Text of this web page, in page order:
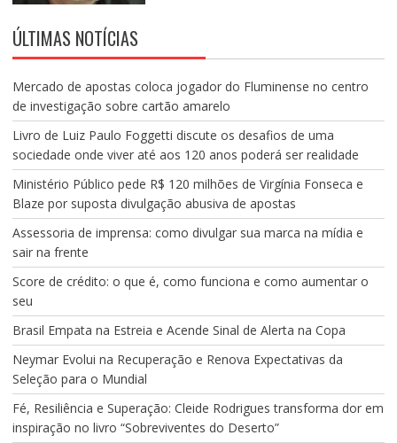
ÚLTIMAS NOTÍCIAS
Mercado de apostas coloca jogador do Fluminense no centro
de investigação sobre cartão amarelo
Livro de Luiz Paulo Foggetti discute os desafios de uma
sociedade onde viver até aos 120 anos poderá ser realidade
Ministério Público pede R$ 120 milhões de Virgínia Fonseca e
Blaze por suposta divulgação abusiva de apostas
Assessoria de imprensa: como divulgar sua marca na mídia e
sair na frente
Score de crédito: o que é, como funciona e como aumentar o
seu
Brasil Empata na Estreia e Acende Sinal de Alerta na Copa
Neymar Evolui na Recuperação e Renova Expectativas da
Seleção para o Mundial
Fé, Resiliência e Superação: Cleide Rodrigues transforma dor em
inspiração no livro “Sobreviventes do Deserto”